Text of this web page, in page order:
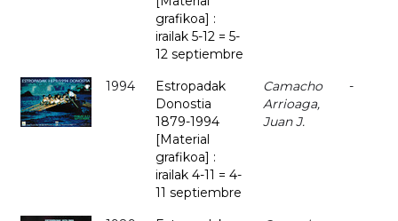
grafikoa] :
irailak 5-12 = 5-
12 septiembre
1994
Estropadak
Donostia
1879-1994
[Material
grafikoa] :
irailak 4-11 = 4-
11 septiembre
Camacho
Arrioaga,
Juan J.
-